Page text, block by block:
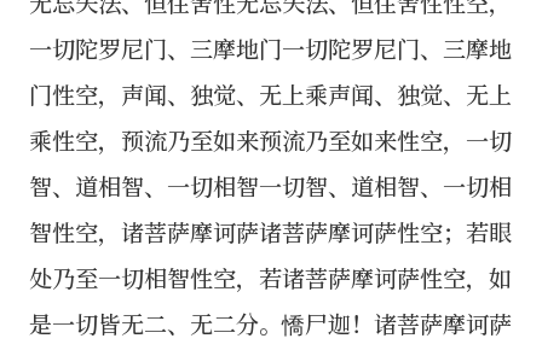
一切陀罗尼门、三摩地门一切陀罗尼门、三摩地
门性空，声闻、独觉、无上乘声闻、独觉、无上
乘性空，预流乃至如来预流乃至如来性空，一切
智、道相智、一切相智一切智、道相智、一切相
智性空，诸菩萨摩诃萨诸菩萨摩诃萨性空；若眼
处乃至一切相智性空，若诸菩萨摩诃萨性空，如
是一切皆无二、无二分。憍尸迦！诸菩萨摩诃萨